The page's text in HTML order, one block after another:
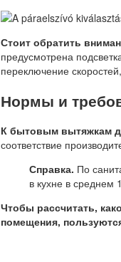
Стоит обратить
предусмотрена
переключение
Нормы и
К бытовым вытяжкам
соответствие
Справка. По
в кухне в среднем
Чтобы рассчитать,
помещения,